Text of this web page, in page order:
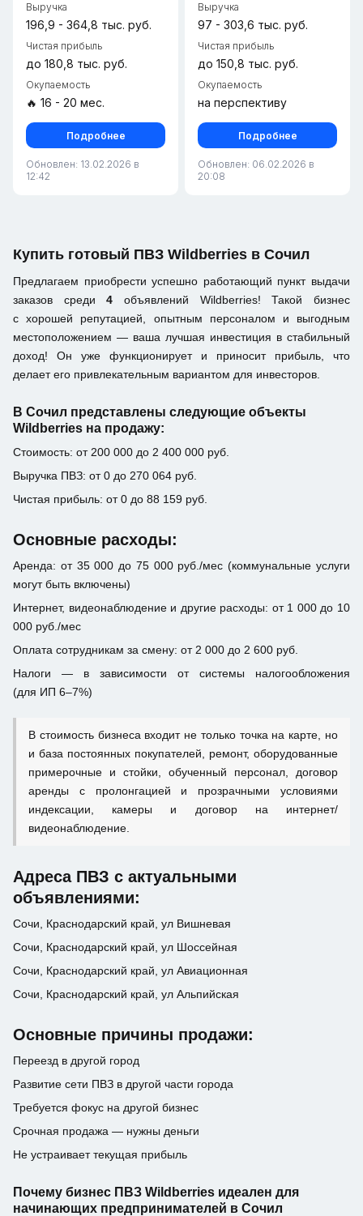
примерочные и
организован...
Выручка
196,9 - 364,8 тыс. руб.
Чистая прибыль
до 180,8 тыс. руб.
Окупаемость
🔥 16 - 20 мес.
Подробнее
Обновлен: 13.02.2026 в
12:42
Выручка
97 - 303,6 тыс. руб.
Чистая прибыль
до 150,8 тыс. руб.
Окупаемость
на перспективу
Подробнее
Обновлен: 06.02.2026 в
20:08
Купить готовый ПВЗ Wildberries в Сочил
Предлагаем приобрести успешно работающий пункт выдачи
заказов среди4 объявлений Wildberries! Такой бизнес
с хорошей репутацией, опытным персоналом и выгодным
местоположением — ваша лучшая инвестиция в стабильный
доход! Он уже функционирует и приносит прибыль, что
делает его привлекательным вариантом для инвесторов.
В Сочил представлены следующие объекты
Wildberries на продажу:
Стоимость: от 200 000 до 2 400 000 руб.
Выручка ПВЗ: от 0 до 270 064 руб.
Чистая прибыль: от 0 до 88 159 руб.
Основные расходы:
Аренда: от 35 000 до 75 000 руб./мес (коммунальные услуги
могут быть включены)
Интернет, видеонаблюдение и другие расходы: от 1 000 до 10
000 руб./мес
Оплата сотрудникам за смену: от 2 000 до 2 600 руб.
Налоги — в зависимости от системы налогообложения
(для ИП 6–7%)
В стоимость бизнеса входит не только точка на карте, но
и база постоянных покупателей, ремонт, оборудованные
примерочные и стойки, обученный персонал, договор
аренды с пролонгацией и прозрачными условиями
индексации, камеры и договор на интернет/
видеонаблюдение.
Адреса ПВЗ с актуальными
объявлениями:
Сочи, Краснодарский край, ул Вишневая
Сочи, Краснодарский край, ул Шоссейная
Сочи, Краснодарский край, ул Авиационная
Сочи, Краснодарский край, ул Альпийская
Основные причины продажи:
Переезд в другой город
Развитие сети ПВЗ в другой части города
Требуется фокус на другой бизнес
Срочная продажа — нужны деньги
Не устраивает текущая прибыль
Почему бизнес ПВЗ Wildberries идеален для
начинающих предпринимателей в Сочил